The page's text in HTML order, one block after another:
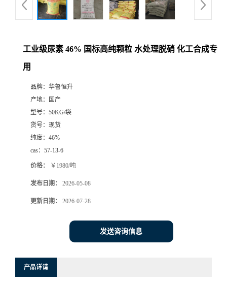
工业级尿素 46% 国标高纯颗粒 水处理脱硝 化工合成专
用
品牌： 华鲁恒升
产地：
国产
型号： 50KG/袋
货号： 现货
纯度： 46%
cas： 57-13-6
价格： ￥1980/吨
发布日期： 2026-05-08
更新日期： 2026-07-28
发送咨询信息
产品详请